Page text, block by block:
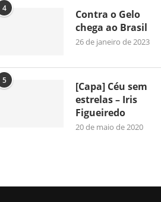
4
Contra o Gelo
chega ao Brasil
26 de janeiro de 2023
5
[Capa] Céu sem
estrelas – Iris
Figueiredo
20 de maio de 2020